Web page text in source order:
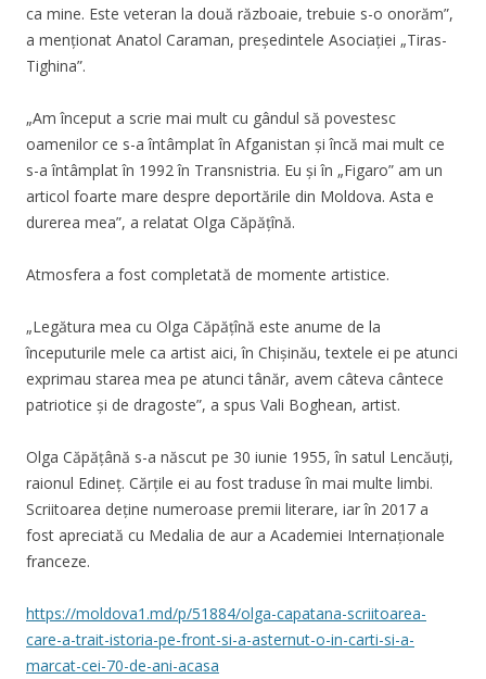
ca mine. Este veteran la două războaie, trebuie s-o onorăm”,
a menționat Anatol Caraman, președintele Asociației „Tiras-
Tighina”.
„Am început a scrie mai mult cu gândul să povestesc
oamenilor ce s-a întâmplat în Afganistan și încă mai mult ce
s-a întâmplat în 1992 în Transnistria. Eu și în „Figaro” am un
articol foarte mare despre deportările din Moldova. Asta e
durerea mea”, a relatat Olga Căpățînă.
Atmosfera a fost completată de momente artistice.
„Legătura mea cu Olga Căpățînă este anume de la
începuturile mele ca artist aici, în Chișinău, textele ei pe atunci
exprimau starea mea pe atunci tânăr, avem câteva cântece
patriotice și de dragoste”, a spus Vali Boghean, artist.
Olga Căpățână s-a născut pe 30 iunie 1955, în satul Lencăuți,
raionul Edineț. Cărțile ei au fost traduse în mai multe limbi.
Scriitoarea deține numeroase premii literare, iar în 2017 a
fost apreciată cu Medalia de aur a Academiei Internaționale
franceze.
https://moldova1.md/p/51884/olga-capatana-scriitoarea-
care-a-trait-istoria-pe-front-si-a-asternut-o-in-carti-si-a-
marcat-cei-70-de-ani-acasa